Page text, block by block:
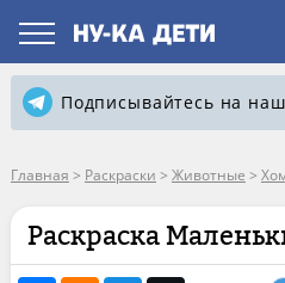
Подписывайтесь на
Главная > Раскраски > Животные >
Раскраска